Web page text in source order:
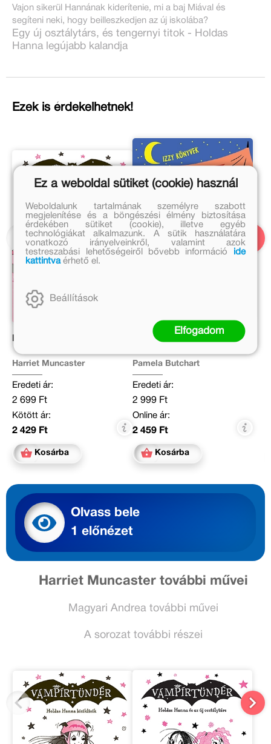
Vajon sikerül Hannának kiderítenie, mi a baj Miával és
segíteni neki, hogy beilleszkedjen az új iskolába?
Egy új osztálytárs, és tengernyi titok - Holdas
Hanna legújabb kalandja
Ezek is érdekelhetnek!
Harriet Muncaster
Eredeti ár:
2 699 Ft
Kötött ár:
2 429 Ft
Kosárba
Vérfarkas a sátrunkban!
Pamela Butchart
Eredeti ár:
2 999 Ft
Online ár:
2 459 Ft
Kosárba
Olvass bele
1 előnézet
Harriet Muncaster további művei
Magyari Andrea további művei
A sorozat további részei
Ez a weboldal sütiket (cookie) használ
Weboldalunk tartalmának személyre szabott
megjelenítése és a böngészési élmény biztosítása
érdekében sütiket (cookie), illetve egyéb
technológiákat alkalmazunk. A sütik használatára
vonatkozó irányelveinkről, valamint azok
testreszabási lehetőségeiről bővebb információ
ide
kattintvaérhető el.
Beállítások
Elfogadom